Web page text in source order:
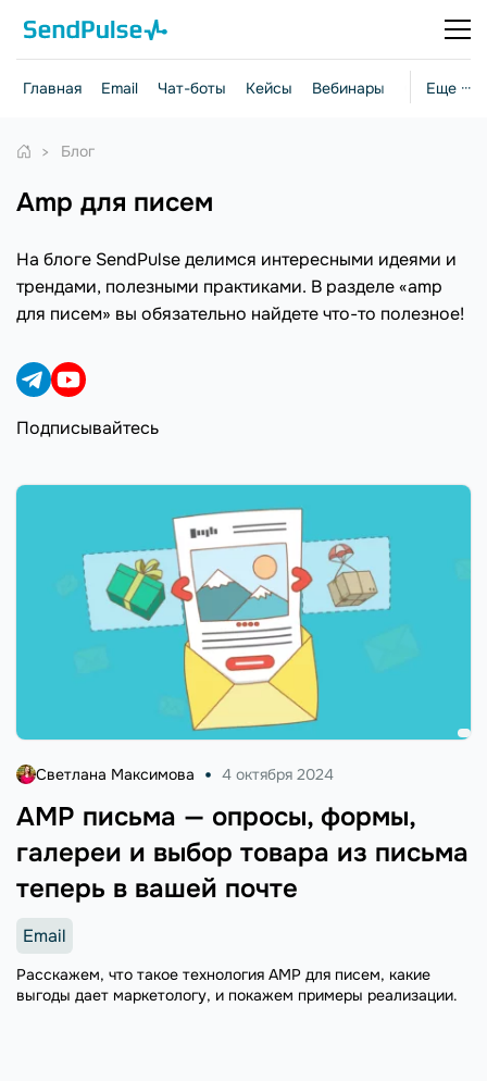
Еще ···
Главная Email Чат-боты Кейсы Вебинары Стратегии
Блог
amp для писем
На блоге SendPulse делимся интересными идеями и
трендами, полезными практиками. В разделе «amp
для писем» вы обязательно найдете что-то полезное!
Подписывайтесь
AMP письма — опросы, формы,
галереи и выбор товара из письма
теперь в вашей почте
Светлана Максимова 4 октября 2024
Email
Расскажем, что такое технология AMP для писем, какие
выгоды дает маркетологу, и покажем примеры реализации.